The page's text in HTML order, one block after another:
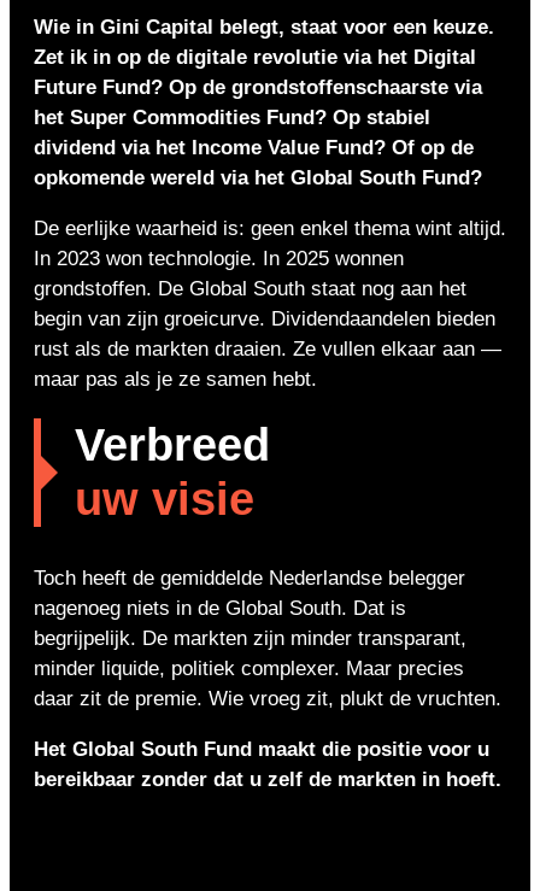
Wie in Gini Capital belegt, staat voor een keuze.
Zet ik in op de digitale revolutie via het Digital
Future Fund? Op de grondstoffenschaarste via
het Super Commodities Fund? Op stabiel
dividend via het Income Value Fund? Of op de
opkomende wereld via het Global South Fund?
De eerlijke waarheid is: geen enkel thema wint altijd.
In 2023 won technologie. In 2025 wonnen
grondstoffen. De Global South staat nog aan het
begin van zijn groeicurve. Dividendaandelen bieden
rust als de markten draaien. Ze vullen elkaar aan —
maar pas als je ze samen hebt.
Verbreed
uw visie
Toch heeft de gemiddelde Nederlandse belegger
nagenoeg niets in de Global South. Dat is
begrijpelijk. De markten zijn minder transparant,
minder liquide, politiek complexer. Maar precies
daar zit de premie. Wie vroeg zit, plukt de vruchten.
Het Global South Fund maakt die positie voor u
bereikbaar zonder dat u zelf de markten in hoeft.